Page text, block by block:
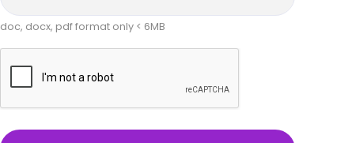
doc, docx, pdf format only < 6MB